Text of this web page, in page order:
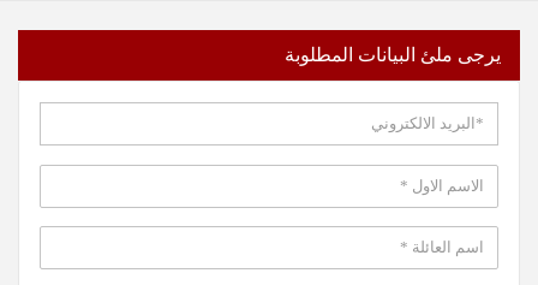
يرجى ملئ البيانات المطلوبة